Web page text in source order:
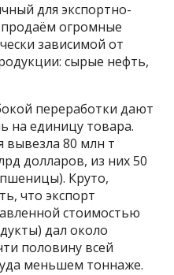
для экспортно-
огромные
зависимой от
сырые нефть,
переработки дают
на единицу товара.
вывезла 80 млн т
долларов, из них 50
Круто,
что экспорт
стоимостью
дал около
половину всей
меньшем тоннаже.